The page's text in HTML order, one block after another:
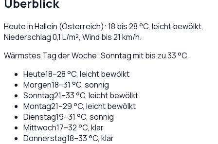
Heute inHallein (Österreich): 18 bis28°C, leicht bewölkt.
Niederschlag0,1 L/m², Wind bis21 km/h.
Wärmstes Tag der Woche: Sonntag mit bis zu 33 °C.
Heute18–28°C, leicht bewölkt
Morgen18–31 °C, sonnig
Sonntag21–33°C, leicht bewölkt
Montag21–29°C, leicht bewölkt
Dienstag19–31 °C, sonnig
Mittwoch17–32°C, klar
Donnerstag18–33°C, klar